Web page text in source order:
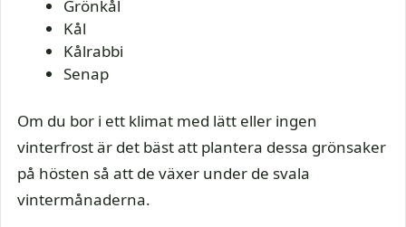
Grönkål
Kål
Kålrabbi
Senap
Om du bor i ett klimat med lätt eller ingen
vinterfrost är det bäst att plantera dessa grönsaker
på hösten så att de växer under de svala
vintermånaderna.